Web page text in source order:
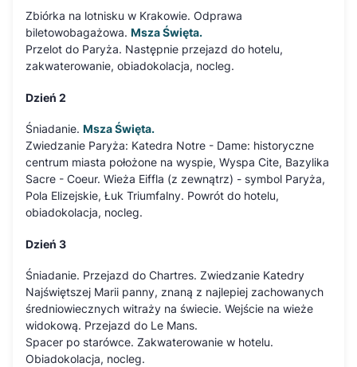
Zbiórka na lotnisku w Krakowie. Odprawa
biletowobagażowa. Msza Święta.
Przelot do Paryża. Następnie przejazd do hotelu,
zakwaterowanie, obiadokolacja, nocleg.
Dzień 2
Śniadanie. Msza Święta.
Zwiedzanie Paryża: Katedra Notre - Dame: historyczne
centrum miasta położone na wyspie, Wyspa Cite, Bazylika
Sacre - Coeur. Wieża Eiffla (z zewnątrz) - symbol Paryża,
Pola Elizejskie, Łuk Triumfalny. Powrót do hotelu,
obiadokolacja, nocleg.
Dzień 3
Śniadanie. Przejazd do Chartres. Zwiedzanie Katedry
Najświętszej Marii panny, znaną z najlepiej zachowanych
średniowiecznych witraży na świecie. Wejście na wieże
widokową. Przejazd do Le Mans.
Spacer po starówce. Zakwaterowanie w hotelu.
Obiadokolacja, nocleg.